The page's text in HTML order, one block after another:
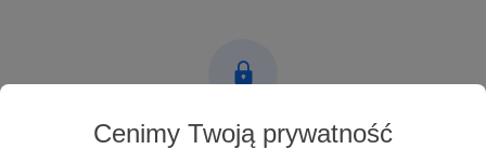
Cenimy Twoją prywatność
Post dostępny tylko dla Patronów